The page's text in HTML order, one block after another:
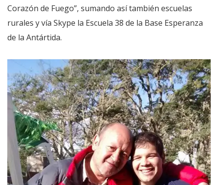
Corazón de Fuego”, sumando así también escuelas
rurales y vía Skype la Escuela 38 de la Base Esperanza
de la Antártida.